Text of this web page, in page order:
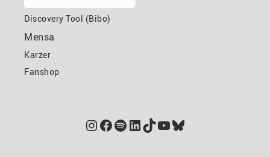
Discovery Tool (Bibo)
Mensa
Karzer
Fanshop
Instagram
Facebook
Spotify
LinkedIn
TikTok
YouTube
Bluesky